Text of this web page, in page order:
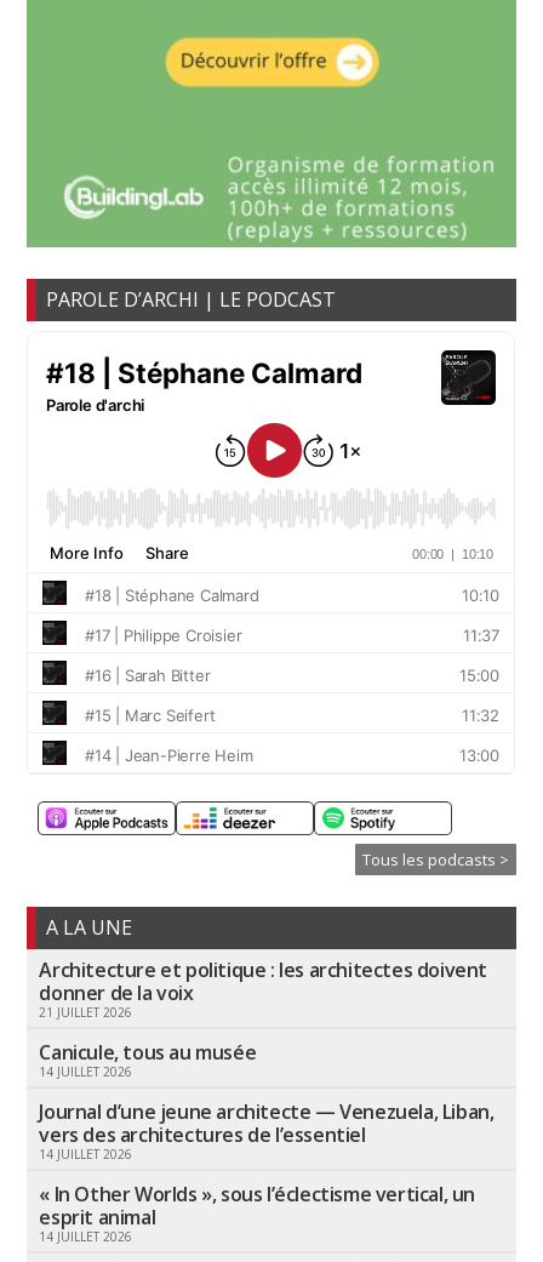
PAROLE D’ARCHI | LE PODCAST
Tous les podcasts >
A LA UNE
Architecture et politique : les architectes doivent
donner de la voix
21 JUILLET 2026
Canicule, tous au musée
14 JUILLET 2026
Journal d’une jeune architecte — Venezuela, Liban,
vers des architectures de l’essentiel
14 JUILLET 2026
« In Other Worlds », sous l’éclectisme vertical, un
esprit animal
14 JUILLET 2026